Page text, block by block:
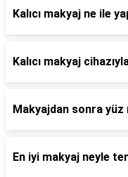
Kalıcı makyaj ne ile
Kalıcı makyaj
Makyajdan sonra yüz
En iyi makyaj neyle